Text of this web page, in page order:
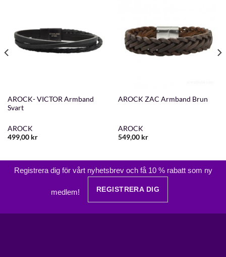
AROCK- VICTOR Armband
Svart
AROCK
499,00 kr
AROCK ZAC Armband Brun
AROCK
549,00 kr
Registrera dig för vårt nyhetsbrev och få 10 % rabatt som ny
medlem! REGISTRERA DIG